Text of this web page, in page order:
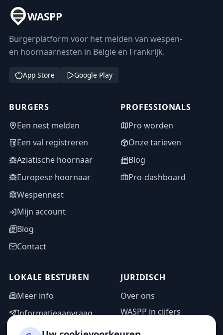
WASPP
Burgerplatform voor het melden van wespen-
en hoornaarnesten in België en Frankrijk.
App Store Google Play
BURGERS
Een nest melden
Een val registreren
Aziatische hoornaar
Europese hoornaar
Wespennest
Mijn account
Blog
Contact
PROFESSIONALS
Pro worden
Onze tarieven
Blog
Pro-dashboard
LOKALE BESTUREN
Meer info
Informatieaanvraag
Adminzone
JURIDISCH
Over ons
WASPP in cijfers